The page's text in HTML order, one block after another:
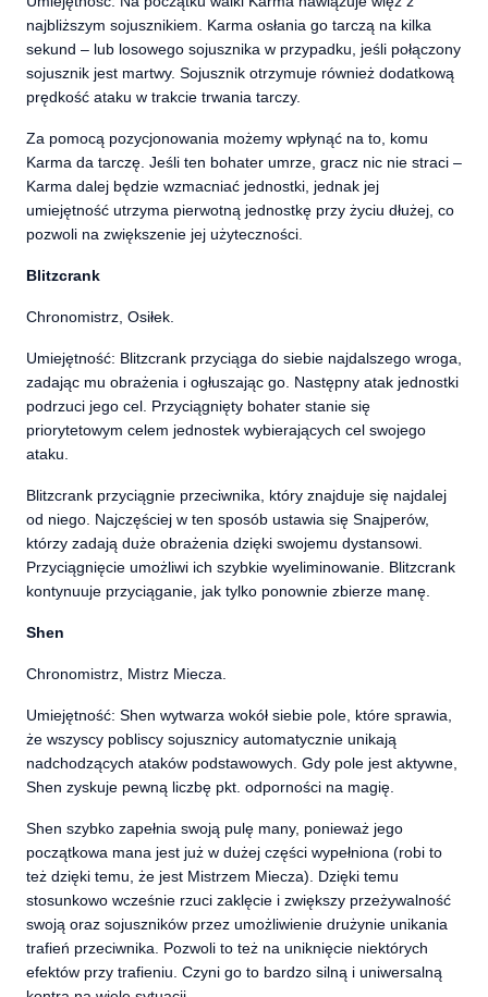
najbliższym sojusznikiem. Karma osłania go tarczą na kilka
sekund – lub losowego sojusznika w przypadku, jeśli połączony
sojusznik jest martwy. Sojusznik otrzymuje również dodatkową
prędkość ataku w trakcie trwania tarczy.
Za pomocą pozycjonowania możemy wpłynąć na to, komu
Karma da tarczę. Jeśli ten bohater umrze, gracz nic nie straci –
Karma dalej będzie wzmacniać jednostki, jednak jej
umiejętność utrzyma pierwotną jednostkę przy życiu dłużej, co
pozwoli na zwiększenie jej użyteczności.
Blitzcrank
Chronomistrz, Osiłek.
Umiejętność: Blitzcrank przyciąga do siebie najdalszego wroga,
zadając mu obrażenia i ogłuszając go. Następny atak jednostki
podrzuci jego cel. Przyciągnięty bohater stanie się
priorytetowym celem jednostek wybierających cel swojego
ataku.
Blitzcrank przyciągnie przeciwnika, który znajduje się najdalej
od niego. Najczęściej w ten sposób ustawia się Snajperów,
którzy zadają duże obrażenia dzięki swojemu dystansowi.
Przyciągnięcie umożliwi ich szybkie wyeliminowanie. Blitzcrank
kontynuuje przyciąganie, jak tylko ponownie zbierze manę.
Shen
Chronomistrz, Mistrz Miecza.
Umiejętność: Shen wytwarza wokół siebie pole, które sprawia,
że wszyscy pobliscy sojusznicy automatycznie unikają
nadchodzących ataków podstawowych. Gdy pole jest aktywne,
Shen zyskuje pewną liczbę pkt. odporności na magię.
Shen szybko zapełnia swoją pulę many, ponieważ jego
początkowa mana jest już w dużej części wypełniona (robi to
też dzięki temu, że jest Mistrzem Miecza). Dzięki temu
stosunkowo wcześnie rzuci zaklęcie i zwiększy przeżywalność
swoją oraz sojuszników przez umożliwienie drużynie unikania
trafień przeciwnika. Pozwoli to też na uniknięcie niektórych
efektów przy trafieniu. Czyni go to bardzo silną i uniwersalną